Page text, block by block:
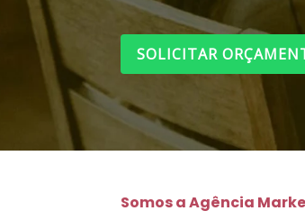
SOLICITAR
Somos a Agência Marke